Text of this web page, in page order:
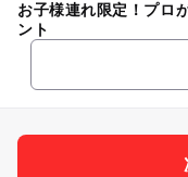
お子様連れ限定！プロ
ント